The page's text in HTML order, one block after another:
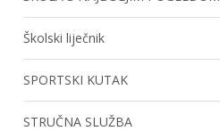
Školski liječnik
SPORTSKI KUTAK
STRUČNA SLUŽBA